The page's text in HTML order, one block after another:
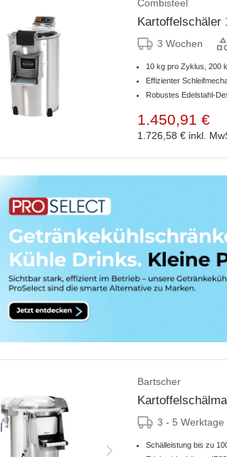
Combisteel
Kartoffelschäler
3 Wochen
10 kg pro Zyklus, 200
Effizienter
Robustes Edelstahl-
1.450,91 €
1.726,58 € inkl.
Bartscher
3 - 5 Werktage
Schälleistung bis zu